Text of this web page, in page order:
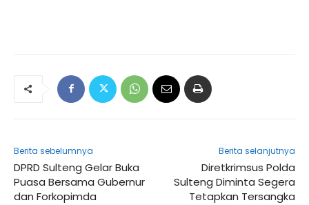
Berita sebelumnya
DPRD Sulteng Gelar Buka
Puasa Bersama Gubernur
dan Forkopimda
Berita selanjutnya
Diretkrimsus Polda
Sulteng Diminta Segera
Tetapkan Tersangka